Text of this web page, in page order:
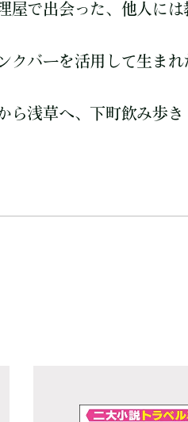
屋で出会った、他人に
クバーを活用して生まれ
ら浅草へ、下町飲み歩き